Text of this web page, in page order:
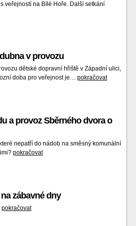
veřejností na Bílé Hoře. Další setkání
v provozu
dětské dopravní hřiště v Západní ulici,
doba pro veřejnost je… pokračovat
a provoz Sběrného dvora o
nepatří do nádob na směsný komunální
pokračovat
zábavné dny
pokračovat